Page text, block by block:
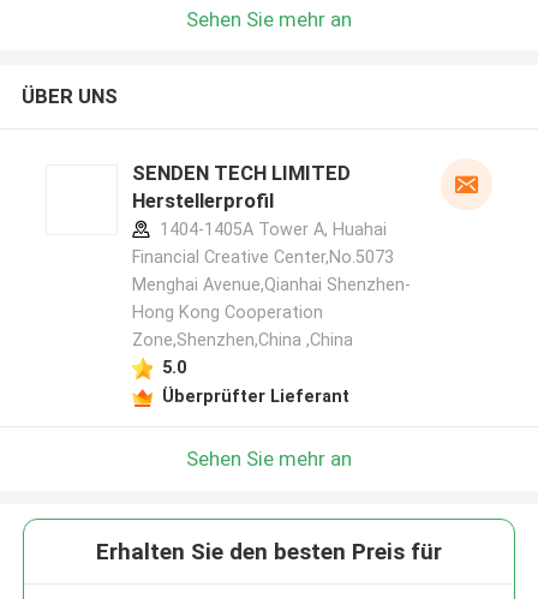
Sehen Sie mehr an
ÜBER UNS
SENDEN TECH LIMITED
Herstellerprofil
1404-1405A Tower A, Huahai
Financial Creative Center,No.5073
Menghai Avenue,Qianhai Shenzhen-
Hong Kong Cooperation
Zone,Shenzhen,China ,China
5.0
Überprüfter Lieferant
Sehen Sie mehr an
Erhalten Sie den besten Preis für